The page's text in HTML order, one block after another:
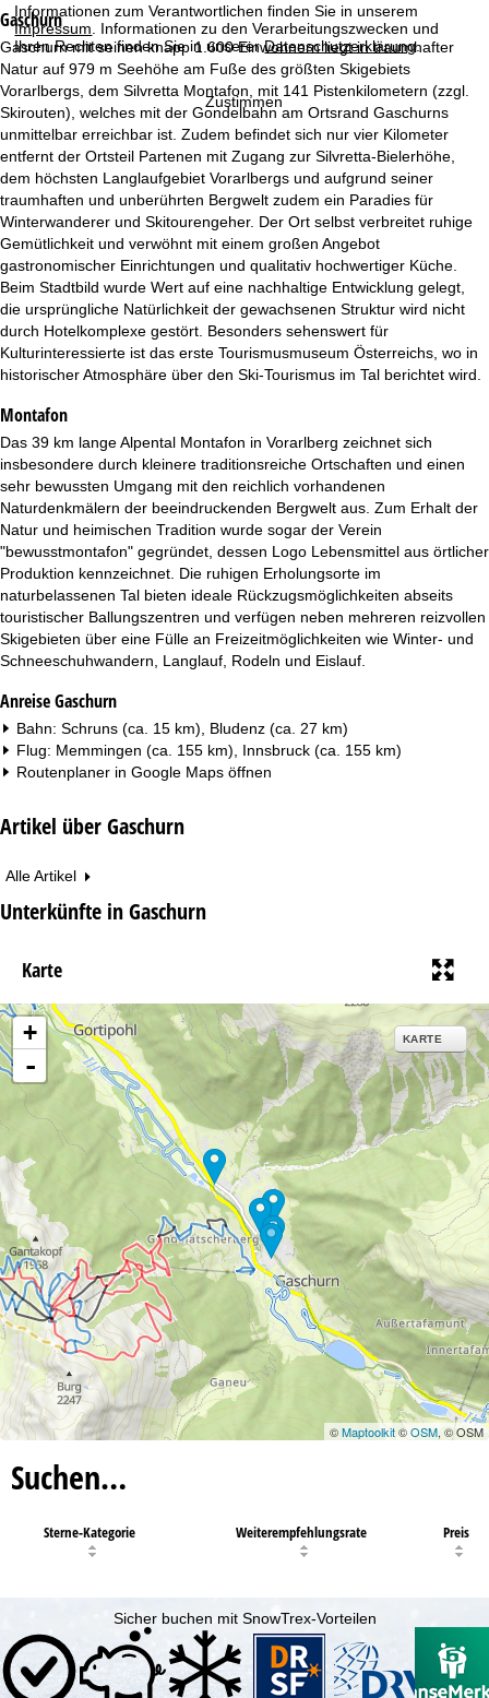
Informationen zum Verantwortlichen finden Sie in unserem
Impressum . Informationen zu den Verarbeitungszwecken und
Ihren Rechten finden Sie in unsererDatenschutzerklärung.
Zustimmen
r
i
t
e
Gaschurn
Gaschurn mit seinen knapp 1.600 Einwohnern liegt in traumhafter
Natur auf 979 m Seehöhe am Fuße des größten Skigebiets
Vorarlbergs, dem Silvretta Montafon, mit 141 Pistenkilometern (zzgl.
Skirouten), welches mit der Gondelbahn am Ortsrand Gaschurns
unmittelbar erreichbar ist. Zudem befindet sich nur vier Kilometer
entfernt der Ortsteil Partenen mit Zugang zur Silvretta-Bielerhöhe,
dem höchsten Langlaufgebiet Vorarlbergs und aufgrund seiner
traumhaften und unberührten Bergwelt zudem ein Paradies für
Winterwanderer und Skitourengeher. Der Ort selbst verbreitet ruhige
Gemütlichkeit und verwöhnt mit einem großen Angebot
gastronomischer Einrichtungen und qualitativ hochwertiger Küche.
Beim Stadtbild wurde Wert auf eine nachhaltige Entwicklung gelegt,
die ursprüngliche Natürlichkeit der gewachsenen Struktur wird nicht
durch Hotelkomplexe gestört. Besonders sehenswert für
Kulturinteressierte ist das erste Tourismusmuseum Österreichs, wo in
historischer Atmosphäre über den Ski-Tourismus im Tal berichtet wird.
Montafon
Das 39 km lange Alpental Montafon in Vorarlberg zeichnet sich
insbesondere durch kleinere traditionsreiche Ortschaften und einen
sehr bewussten Umgang mit den reichlich vorhandenen
Naturdenkmälern der beeindruckenden Bergwelt aus. Zum Erhalt der
Natur und heimischen Tradition wurde sogar der Verein
"bewusstmontafon" gegründet, dessen Logo Lebensmittel aus örtlicher
Produktion kennzeichnet. Die ruhigen Erholungsorte im
naturbelassenen Tal bieten ideale Rückzugsmöglichkeiten abseits
touristischer Ballungszentren und verfügen neben mehreren reizvollen
Skigebieten über eine Fülle an Freizeitmöglichkeiten wie Winter- und
Schneeschuhwandern, Langlauf, Rodeln und Eislauf.
Anreise Gaschurn
Bahn: Schruns (ca. 15 km), Bludenz (ca. 27 km)
Flug: Memmingen (ca. 155 km), Innsbruck (ca. 155 km)
Routenplaner in Google Maps öffnen
Artikel über Gaschurn
Alle Artikel
Unterkünfte in Gaschurn
Karte
+
-
KARTE
©Maptoolkit©OSM, © OSM
Suchen…
Sterne-Kategorie Weiterempfehlungsrate Preis
Sicher buchen mit SnowTrex-Vorteilen